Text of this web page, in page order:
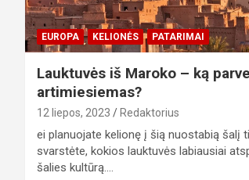
EUROPA KELIONĖS PATARIMAI
Lauktuvės iš Maroko – ką
artimiesiemas?
12 liepos, 2023 Redaktorius
ei planuojate kelionę į šią nuostabią šalį
svarstėte, kokios lauktuvės labiausiai
šalies kultūrą.…